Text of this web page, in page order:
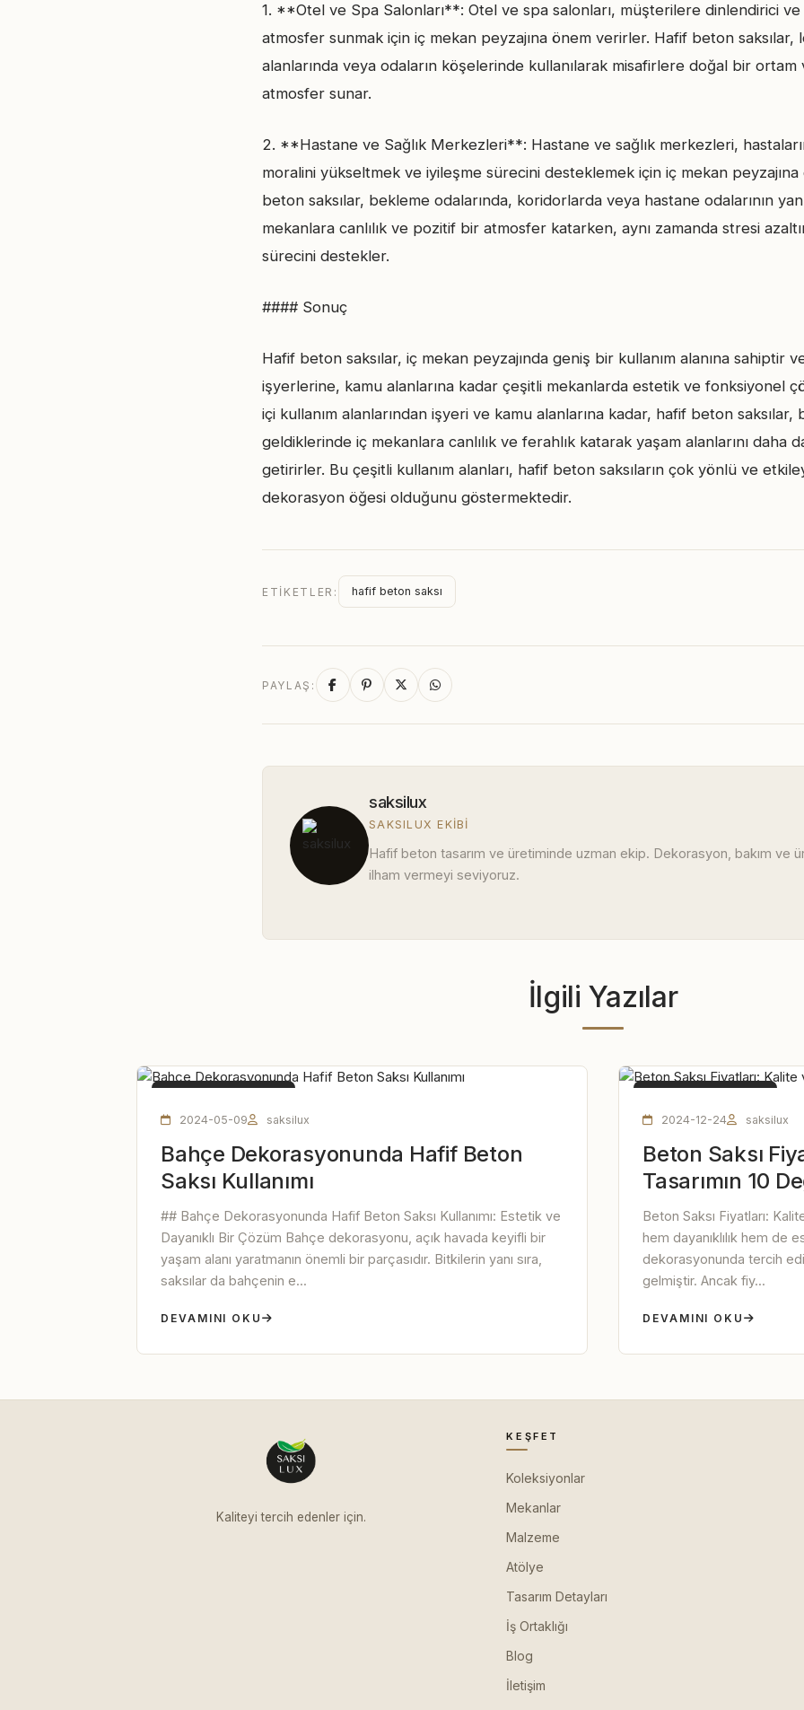
1. **Otel ve Spa Salonları**: Otel ve spa salonları, müşterilere dinlendirici ve
atmosfer sunmak için iç mekan peyzajına önem verirler. Hafif beton
alanlarında veya odaların köşelerinde kullanılarak misafirlere doğal bir
atmosfer sunar.
2. **Hastane ve Sağlık Merkezleri**: Hastane ve sağlık merkezleri,
moralini yükseltmek ve iyileşme sürecini desteklemek için iç mekan
beton saksılar, bekleme odalarında, koridorlarda veya hastane odalarının
mekanlara canlılık ve pozitif bir atmosfer katarken, aynı zamanda stresi
sürecini destekler.
#### Sonuç
Hafif beton saksılar, iç mekan peyzajında geniş bir kullanım alanına sahiptir
işyerlerine, kamu alanlarına kadar çeşitli mekanlarda estetik ve fonksiyonel
içi kullanım alanlarından işyeri ve kamu alanlarına kadar, hafif beton
geldiklerinde iç mekanlara canlılık ve ferahlık katarak yaşam alanlarını daha
getirirler. Bu çeşitli kullanım alanları, hafif beton saksıların çok yönlü ve
dekorasyon öğesi olduğunu göstermektedir.
ETIKETLER: hafif beton saksı
PAYLAŞ:
saksilux
SAKSILUX EKIBI
Hafif beton tasarım ve üretiminde uzman ekip. Dekorasyon, bakım ve
ilham vermeyi seviyoruz.
İlgili Yazılar
2024-05-09 saksilux
Bahçe Dekorasyonunda Hafif Beton
Saksı Kullanımı
## Bahçe Dekorasyonunda Hafif Beton Saksı Kullanımı: Estetik ve
Dayanıklı Bir Çözüm Bahçe dekorasyonu, açık havada keyifli bir
yaşam alanı yaratmanın önemli bir parçasıdır. Bitkilerin yanı sıra,
saksılar da bahçenin e...
DEVAMINI OKU
2024-12-24 saksilux
Beton Saksı
Tasarımın 10
Beton Saksı Fiyatları:
hem dayanıklılık hem de
dekorasyonunda tercih
gelmiştir. Ancak fiy...
DEVAMINI OKU
Kaliteyi tercih edenler için.
KEŞFET
Koleksiyonlar
Mekanlar
Malzeme
Atölye
Tasarım Detayları
İş Ortaklığı
Blog
İletişim